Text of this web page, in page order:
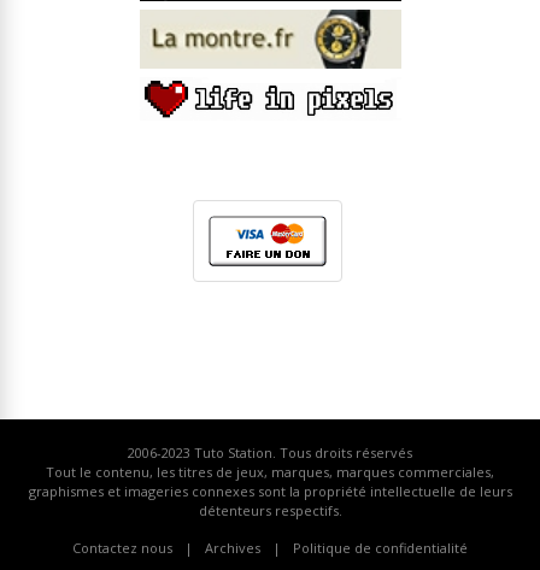
2006-2023 Tuto Station. Tous droits réservés
Tout le contenu, les titres de jeux, marques, marques commerciales,
graphismes et imageries connexes sont la propriété intellectuelle de leurs
détenteurs respectifs.
Contactez nous Archives Politique de confidentialité